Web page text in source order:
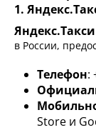
1.
Яндекс.Такси
в России,
Телефон:
Store и